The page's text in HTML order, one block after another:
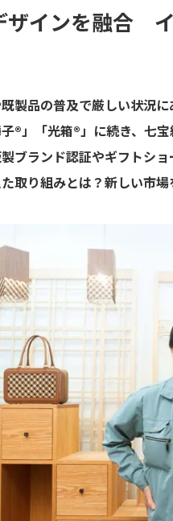
ザインを融合
製品の普及で厳しい状況
®」「光箱®」に続き、七
ブランド認証やギフトシ
取り組みとは？新しい市場